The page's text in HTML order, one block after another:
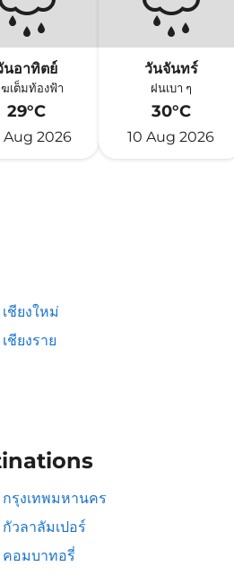
นอาทิตย์
ฆเต็มท้องฟ้า
29°C
Aug 2026
วันจันทร์
ฝนเบา ๆ
30°C
10 Aug 2026
เชียงใหม่
เชียงราย
กรุงเทพมหานคร
กัวลาลัมเปอร์
คอมบาทอรี่